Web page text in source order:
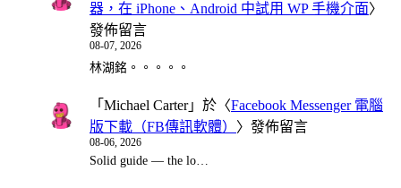
器，在 iPhone、Android 中試用 WP 手機介面〉
發佈留言
08-07, 2026
林湖銘。。。。。
「 Michael Carter」於〈Facebook Messenger 電腦
版下載（FB傳訊軟體） 〉發佈留言
08-06, 2026
Solid guide — the lo…